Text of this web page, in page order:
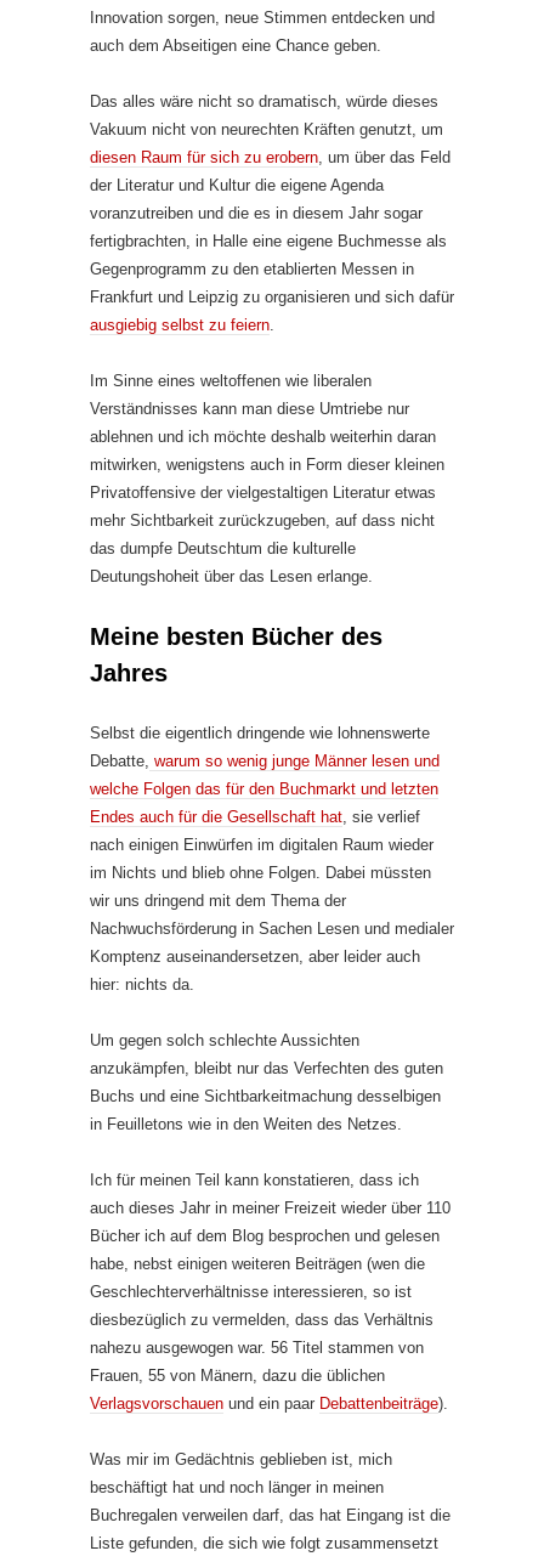
Innovation sorgen, neue Stimmen entdecken und
auch dem Abseitigen eine Chance geben.
Das alles wäre nicht so dramatisch, würde dieses
Vakuum nicht von neurechten Kräften genutzt, um
diesen Raum für sich zu erobern, um über das Feld
der Literatur und Kultur die eigene Agenda
voranzutreiben und die es in diesem Jahr sogar
fertigbrachten, in Halle eine eigene Buchmesse als
Gegenprogramm zu den etablierten Messen in
Frankfurt und Leipzig zu organisieren und sich dafür
ausgiebig selbst zu feiern.
Im Sinne eines weltoffenen wie liberalen
Verständnisses kann man diese Umtriebe nur
ablehnen und ich möchte deshalb weiterhin daran
mitwirken, wenigstens auch in Form dieser kleinen
Privatoffensive der vielgestaltigen Literatur etwas
mehr Sichtbarkeit zurückzugeben, auf dass nicht
das dumpfe Deutschtum die kulturelle
Deutungshoheit über das Lesen erlange.
Meine besten Bücher des
Jahres
Selbst die eigentlich dringende wie lohnenswerte
Debatte, warum so wenig junge Männer lesen und
welche Folgen das für den Buchmarkt und letzten
Endes auch für die Gesellschaft hat, sie verlief
nach einigen Einwürfen im digitalen Raum wieder
im Nichts und blieb ohne Folgen. Dabei müssten
wir uns dringend mit dem Thema der
Nachwuchsförderung in Sachen Lesen und medialer
Komptenz auseinandersetzen, aber leider auch
hier: nichts da.
Um gegen solch schlechte Aussichten
anzukämpfen, bleibt nur das Verfechten des guten
Buchs und eine Sichtbarkeitmachung desselbigen
in Feuilletons wie in den Weiten des Netzes.
Ich für meinen Teil kann konstatieren, dass ich
auch dieses Jahr in meiner Freizeit wieder über 110
Bücher ich auf dem Blog besprochen und gelesen
habe, nebst einigen weiteren Beiträgen (wen die
Geschlechterverhältnisse interessieren, so ist
diesbezüglich zu vermelden, dass das Verhältnis
nahezu ausgewogen war. 56 Titel stammen von
Frauen, 55 von Mänern, dazu die üblichen
Verlagsvorschauen und ein paar Debattenbeiträge).
Was mir im Gedächtnis geblieben ist, mich
beschäftigt hat und noch länger in meinen
Buchregalen verweilen darf, das hat Eingang ist die
Liste gefunden, die sich wie folgt zusammensetzt